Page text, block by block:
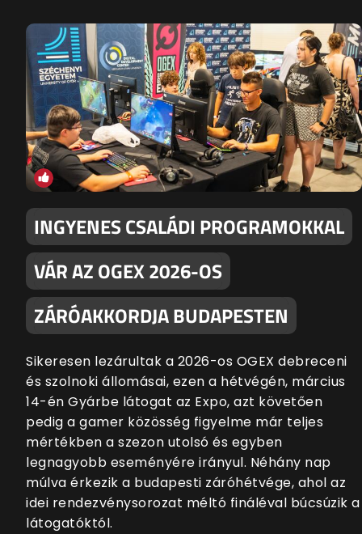
INGYENES CSALÁDI PROGRAMOKKAL
VÁR AZ OGEX 2026-OS
ZÁRÓAKKORDJA BUDAPESTEN
Sikeresen lezárultak a 2026-os OGEX debreceni
és szolnoki állomásai, ezen a hétvégén, március
14-én Gyárbe látogat az Expo, azt követően
pedig a gamer közösség figyelme már teljes
mértékben a szezon utolsó és egyben
legnagyobb eseményére irányul. Néhány nap
múlva érkezik a budapesti záróhétvége, ahol az
idei rendezvénysorozat méltó fináléval búcsúzik a
látogatóktól.